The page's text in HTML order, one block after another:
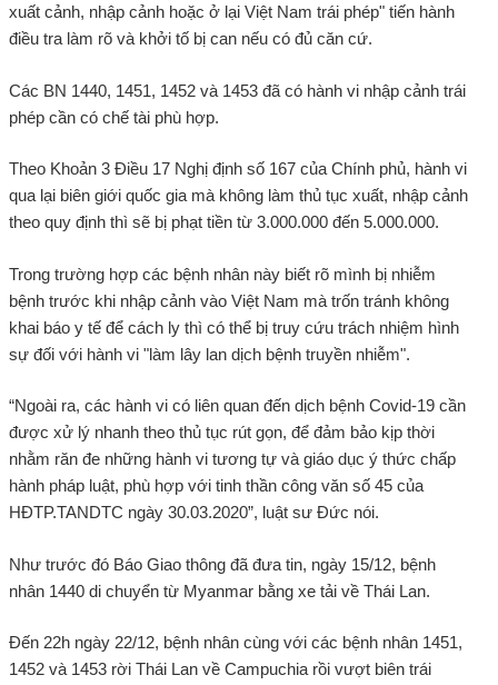
xuất cảnh, nhập cảnh hoặc ở lại Việt Nam trái phép" tiến hành
điều tra làm rõ và khởi tố bị can nếu có đủ căn cứ.
Các BN 1440, 1451, 1452 và 1453 đã có hành vi nhập cảnh trái
phép cần có chế tài phù hợp.
Theo Khoản 3 Điều 17 Nghị định số 167 của Chính phủ, hành vi
qua lại biên giới quốc gia mà không làm thủ tục xuất, nhập cảnh
theo quy định thì sẽ bị phạt tiền từ 3.000.000 đến 5.000.000.
Trong trường hợp các bệnh nhân này biết rõ mình bị nhiễm
bệnh trước khi nhập cảnh vào Việt Nam mà trốn tránh không
khai báo y tế để cách ly thì có thể bị truy cứu trách nhiệm hình
sự đối với hành vi "làm lây lan dịch bệnh truyền nhiễm".
“Ngoài ra, các hành vi có liên quan đến dịch bệnh Covid-19 cần
được xử lý nhanh theo thủ tục rút gọn, để đảm bảo kịp thời
nhằm răn đe những hành vi tương tự và giáo dục ý thức chấp
hành pháp luật, phù hợp với tinh thần công văn số 45 của
HĐTP.TANDTC ngày 30.03.2020”, luật sư Đức nói.
Như trước đó Báo Giao thông đã đưa tin, ngày 15/12, bệnh
nhân 1440 di chuyển từ Myanmar bằng xe tải về Thái Lan.
Đến 22h ngày 22/12, bệnh nhân cùng với các bệnh nhân 1451,
1452 và 1453 rời Thái Lan về Campuchia rồi vượt biên trái